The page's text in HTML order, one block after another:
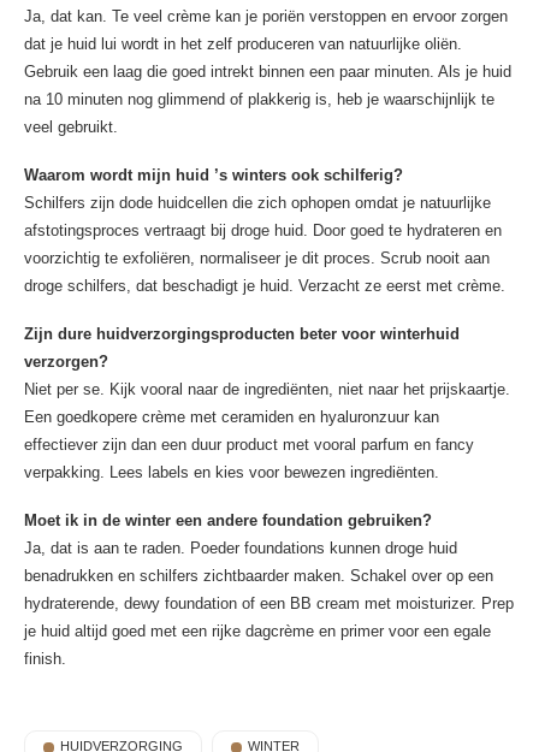
Ja, dat kan. Te veel crème kan je poriën verstoppen en ervoor zorgen
dat je huid lui wordt in het zelf produceren van natuurlijke oliën.
Gebruik een laag die goed intrekt binnen een paar minuten. Als je huid
na 10 minuten nog glimmend of plakkerig is, heb je waarschijnlijk te
veel gebruikt.
Waarom wordt mijn huid ’s winters ook schilferig?
Schilfers zijn dode huidcellen die zich ophopen omdat je natuurlijke
afstotingsproces vertraagt bij droge huid. Door goed te hydrateren en
voorzichtig te exfoliëren, normaliseer je dit proces. Scrub nooit aan
droge schilfers, dat beschadigt je huid. Verzacht ze eerst met crème.
Zijn dure huidverzorgingsproducten beter voor winterhuid
verzorgen?
Niet per se. Kijk vooral naar de ingrediënten, niet naar het prijskaartje.
Een goedkopere crème met ceramiden en hyaluronzuur kan
effectiever zijn dan een duur product met vooral parfum en fancy
verpakking. Lees labels en kies voor bewezen ingrediënten.
Moet ik in de winter een andere foundation gebruiken?
Ja, dat is aan te raden. Poeder foundations kunnen droge huid
benadrukken en schilfers zichtbaarder maken. Schakel over op een
hydraterende, dewy foundation of een BB cream met moisturizer. Prep
je huid altijd goed met een rijke dagcrème en primer voor een egale
finish.
HUIDVERZORGING WINTER